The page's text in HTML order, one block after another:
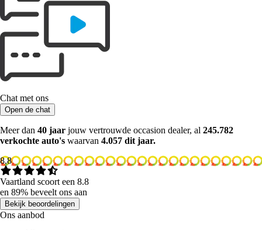
Chat met ons
Open de chat
Meer dan 40 jaar jouw vertrouwde occasion dealer, al 245.782
verkochte auto's waarvan 4.057 dit jaar.
8.8
Vaartland scoort een 8.8
en 89% beveelt ons aan
Bekijk beoordelingen
Ons aanbod